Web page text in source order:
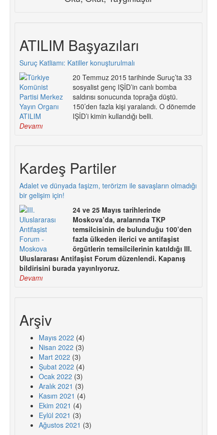
ATILIM Başyazıları
Suruç Katliamı: Katiller konuşturulmalı
20 Temmuz 2015 tarihinde Suruç’ta 33
sosyalist genç IŞİD’in canlı bomba
saldırısı sonucunda toprağa düştü.
150’den fazla kişi yaralandı. O dönemde
IŞİD’i kimin kullandığı belli.
Devamı
Kardeş Partiler
Adalet ve dünyada faşizm, terörizm ile savaşların olmadığı
bir gelişim için!
24 ve 25 Mayıs tarihlerinde
Moskova’da, aralarında TKP
temsilcisinin de bulunduğu 100’den
fazla ülkeden ilerici ve antifaşist
örgütlerin temsilcilerinin katıldığı III.
Uluslararası Antifaşist Forum düzenlendi. Kapanış
bildirisini burada yayınlıyoruz.
Devamı
Arşiv
Mayıs 2022 (4)
Nisan 2022 (3)
Mart 2022 (3)
Şubat 2022 (4)
Ocak 2022 (3)
Aralık 2021 (3)
Kasım 2021 (4)
Ekim 2021 (4)
Eylül 2021 (3)
Ağustos 2021 (3)